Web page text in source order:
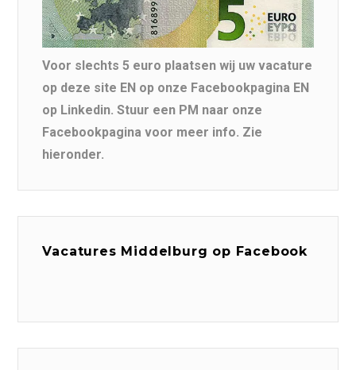
Voor slechts 5 euro plaatsen wij uw vacature
op deze site EN op onze Facebookpagina EN
op Linkedin. Stuur een PM naar onze
Facebookpagina voor meer info. Zie
hieronder.
Vacatures Middelburg op Facebook